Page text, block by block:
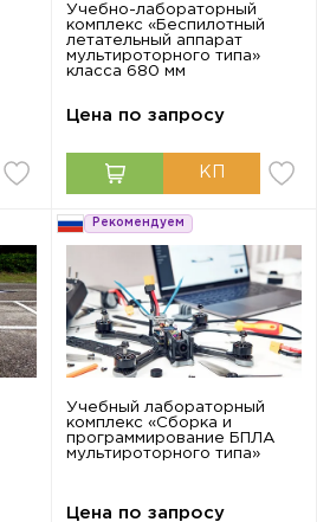
Учебно-лабораторный
комплекс «Беспилотный
летательный аппарат
мультироторного типа»
класса 680 мм
Цена по запросу
Рекомендуем
Учебный лабораторный
комплекс «Сборка и
программирование БПЛА
мультироторного типа»
Цена по запросу